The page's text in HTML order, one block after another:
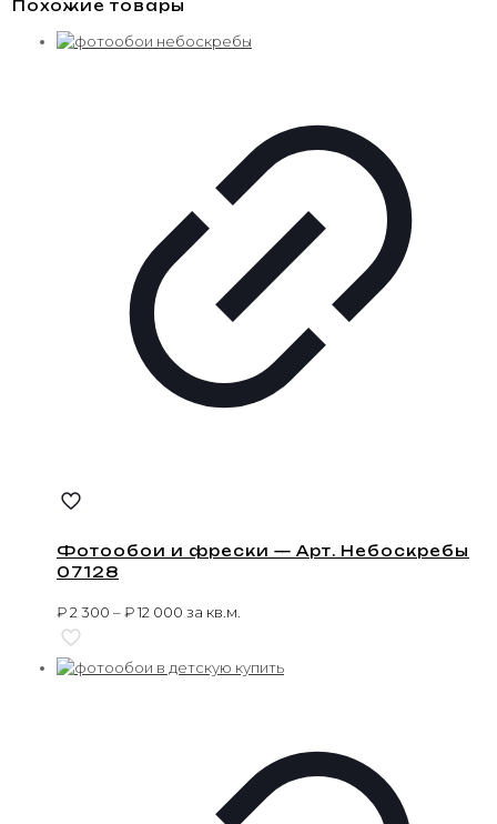
Похожие товары
Фотообои и фрески — Арт. Небоскребы
07128
₽2 300 –₽12 000 за кв.м.